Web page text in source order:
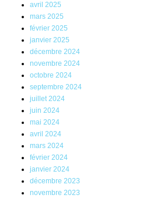
avril 2025
mars 2025
février 2025
janvier 2025
décembre 2024
novembre 2024
octobre 2024
septembre 2024
juillet 2024
juin 2024
mai 2024
avril 2024
mars 2024
février 2024
janvier 2024
décembre 2023
novembre 2023